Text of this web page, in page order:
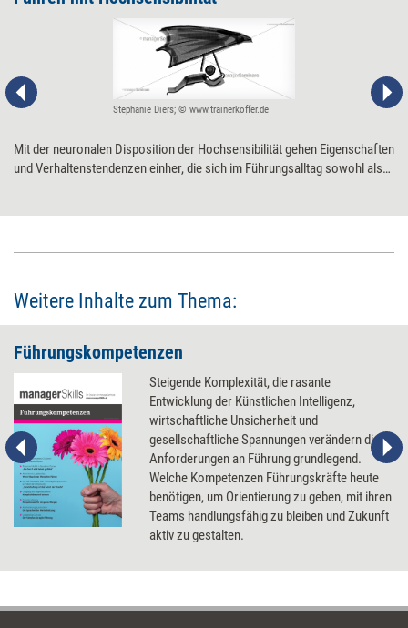
Stephanie Diers; © www.trainerkoffer.de
Mit der neuronalen Disposition der Hochsensibilität gehen Eigenschaften
und Verhaltenstendenzen einher, die sich im Führungsalltag sowohl als
Weitere Inhalte zum Thema:
Führungskompetenzen
Steigende Komplexität, die rasante
Entwicklung der Künstlichen Intelligenz,
wirtschaftliche Unsicherheit und
gesellschaftliche Spannungen verändern die
Anforderungen an Führung grundlegend.
Welche Kompetenzen Führungskräfte heute
benötigen, um Orientierung zu geben, mit ihren
Teams handlungsfähig zu bleiben und Zukunft
aktiv zu gestalten.